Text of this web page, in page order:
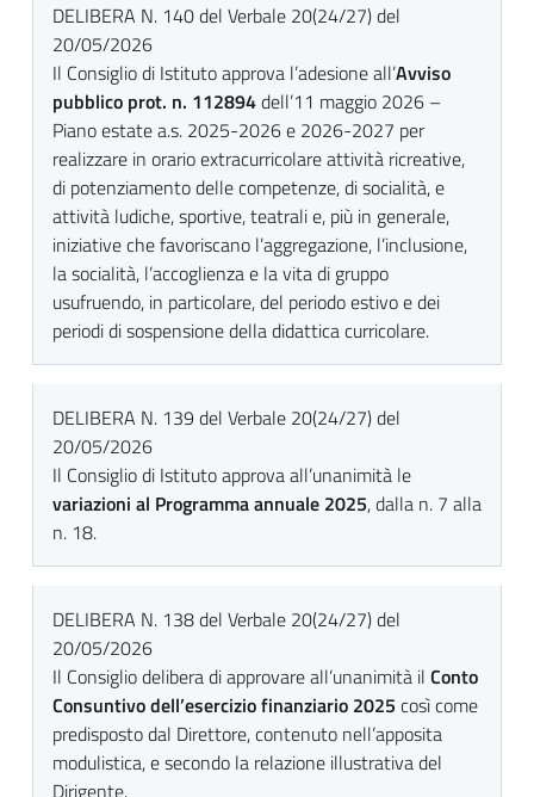
DELIBERA N. 140 del Verbale 20(24/27) del
20/05/2026
Il Consiglio di Istituto approva l’adesione all’Avviso
pubblico prot. n. 112894dell’11 maggio 2026 –
Piano estate a.s. 2025-2026 e 2026-2027 per
realizzare in orario extracurricolare attività ricreative,
di potenziamento delle competenze, di socialità, e
attività ludiche, sportive, teatrali e, più in generale,
iniziative che favoriscano l’aggregazione, l’inclusione,
la socialità, l’accoglienza e la vita di gruppo
usufruendo, in particolare, del periodo estivo e dei
periodi di sospensione della didattica curricolare.
DELIBERA N. 139 del Verbale 20(24/27) del
20/05/2026
Il Consiglio di Istituto approva all’unanimità le
variazioni al Programma annuale 2025, dalla n. 7 alla
n. 18.
DELIBERA N. 138 del Verbale 20(24/27) del
20/05/2026
Il Consiglio delibera di approvare all’unanimità il Conto
Consuntivo dell’esercizio finanziario 2025 così come
predisposto dal Direttore, contenuto nell’apposita
modulistica, e secondo la relazione illustrativa del
Dirigente.